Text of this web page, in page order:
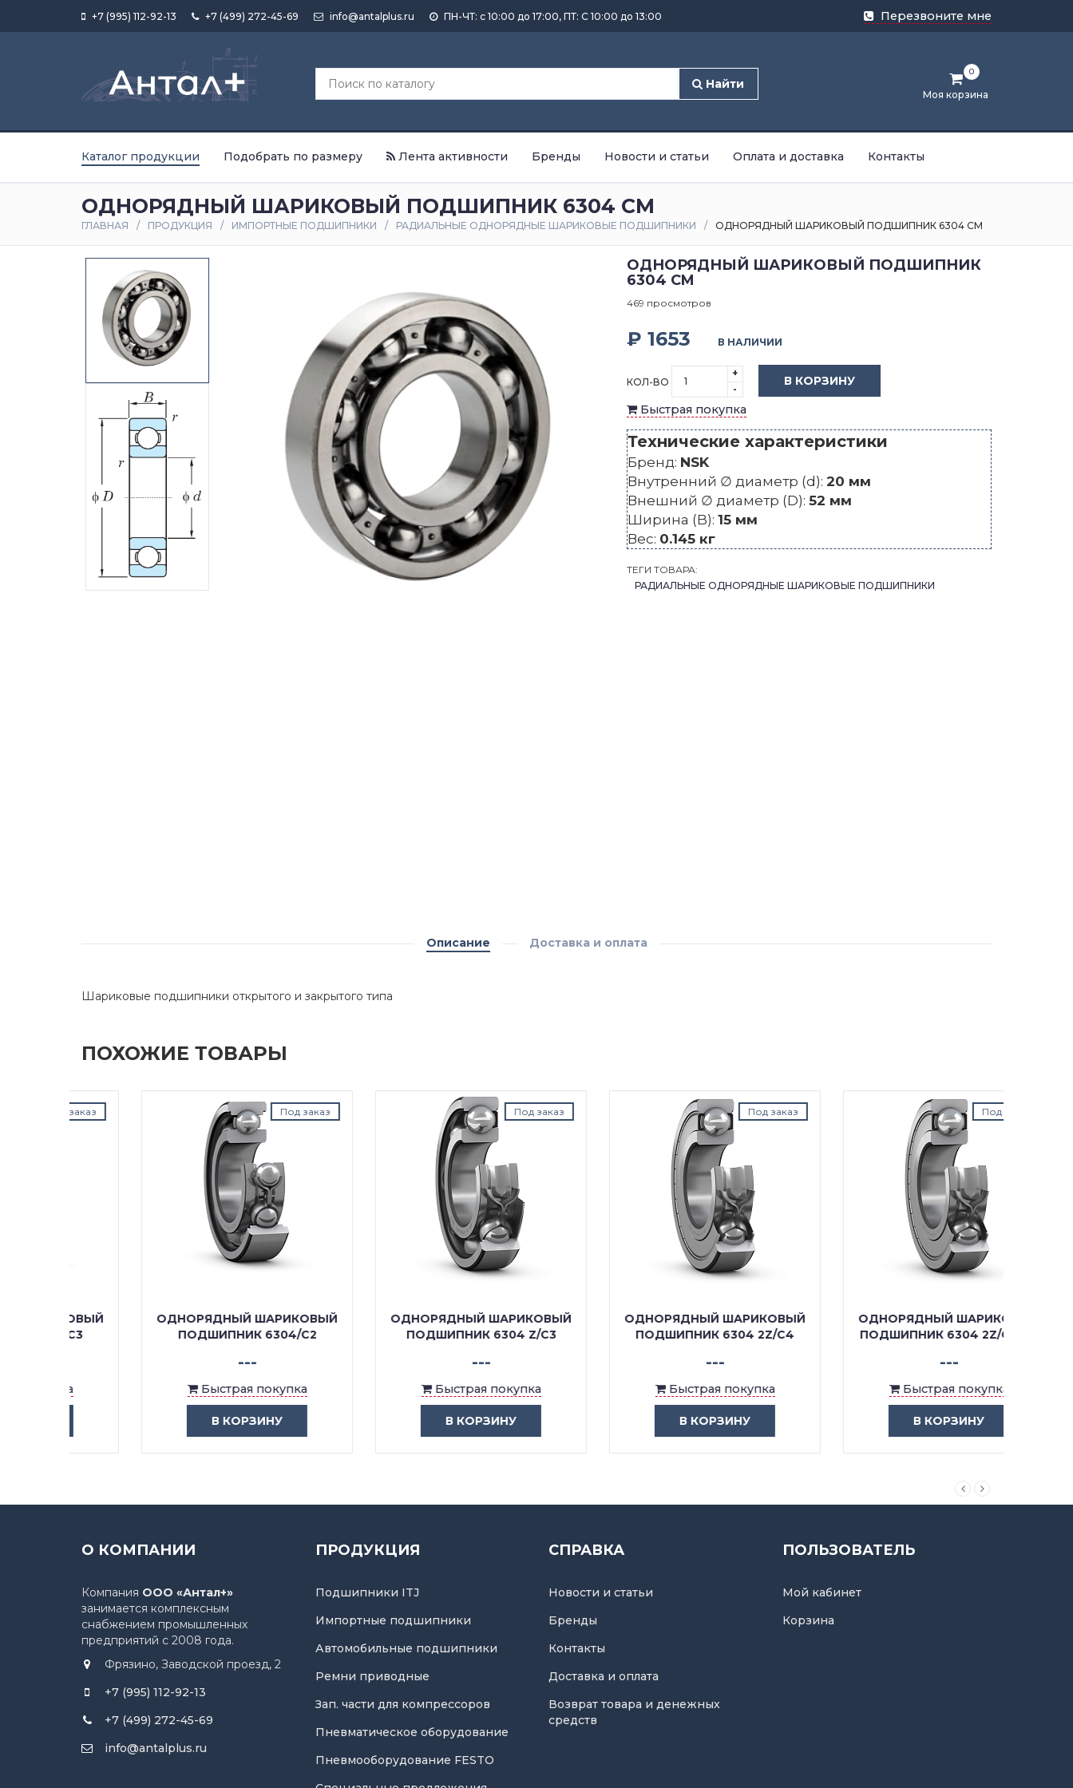
+7 (995) 112-92-13 +7 (499) 272-45-69 info@antalplus.ru ПН-ЧТ: с 10:00 до 17:00, ПТ: С 10:00 до 13:00 Перезвоните мне
Найти
Моя корзина
0
Каталог продукции Подобрать по размеру Лента активности Бренды Новости и статьи Оплата и доставка Контакты
ОДНОРЯДНЫЙ ШАРИКОВЫЙ ПОДШИПНИК 6304 CM
ГЛАВНАЯ ПРОДУКЦИЯ ИМПОРТНЫЕ ПОДШИПНИКИ РАДИАЛЬНЫЕ ОДНОРЯДНЫЕ ШАРИКОВЫЕ ПОДШИПНИКИ ОДНОРЯДНЫЙ ШАРИКОВЫЙ ПОДШИПНИК 6304 CM
ОДНОРЯДНЫЙ ШАРИКОВЫЙ ПОДШИПНИК
6304 CM
469 просмотров
₽ 1653 В НАЛИЧИИ
КОЛ-ВО
+
-
В КОРЗИНУ
Быстрая покупка
Технические характеристики
Бренд: NSK
Внутренний ∅ диаметр (d): 20 мм
Внешний ∅ диаметр (D): 52 мм
Ширина (B): 15 мм
Вес: 0.145 кг
ТЕГИ ТОВАРА:
РАДИАЛЬНЫЕ ОДНОРЯДНЫЕ ШАРИКОВЫЕ ПОДШИПНИКИ
Описание Доставка и оплата
Шариковые подшипники открытого и закрытого типа
ПОХОЖИЕ ТОВАРЫ
Под заказ
ОДНОРЯДНЫЙ ШАРИКОВЫЙ
ПОДШИПНИК 6304/C2
Быстрая покупка
В КОРЗИНУ
Под заказ
ОДНОРЯДНЫЙ ШАРИКОВЫЙ
ПОДШИПНИК 6304 Z/C3
Быстрая покупка
В КОРЗИНУ
Под заказ
ОДНОРЯДНЫЙ ШАРИКОВЫЙ
ПОДШИПНИК 6304 2Z/C4
Быстрая покупка
В КОРЗИНУ
Под заказ
ОДНОРЯДНЫЙ ШАРИКОВЫЙ
ПОДШИПНИК 6304 2Z/C3WT
Быстрая покупка
В КОРЗИНУ
О КОМПАНИИ
Компания ООО «Антал+»
занимается комплексным
снабжением промышленных
предприятий с 2008 года.
Фрязино, Заводской проезд, 2
+7 (995) 112-92-13
+7 (499) 272-45-69
info@antalplus.ru
ПРОДУКЦИЯ
Подшипники ITJ
Импортные подшипники
Автомобильные подшипники
Ремни приводные
Зап. части для компрессоров
Пневматическое оборудование
Пневмооборудование FESTO
СПРАВКА
Новости и статьи
Бренды
Контакты
Доставка и оплата
Возврат товара и денежных
средств
ПОЛЬЗОВАТЕЛЬ
Мой кабинет
Корзина